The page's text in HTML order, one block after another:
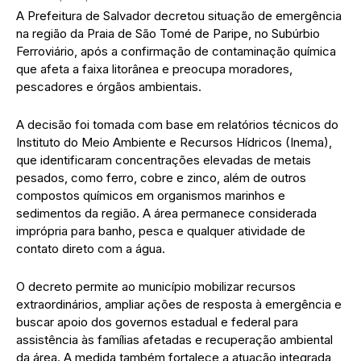
A Prefeitura de Salvador decretou situação de emergência
na região da Praia de São Tomé de Paripe, no Subúrbio
Ferroviário, após a confirmação de contaminação química
que afeta a faixa litorânea e preocupa moradores,
pescadores e órgãos ambientais.
A decisão foi tomada com base em relatórios técnicos do
Instituto do Meio Ambiente e Recursos Hídricos (Inema),
que identificaram concentrações elevadas de metais
pesados, como ferro, cobre e zinco, além de outros
compostos químicos em organismos marinhos e
sedimentos da região. A área permanece considerada
imprópria para banho, pesca e qualquer atividade de
contato direto com a água.
O decreto permite ao município mobilizar recursos
extraordinários, ampliar ações de resposta à emergência e
buscar apoio dos governos estadual e federal para
assistência às famílias afetadas e recuperação ambiental
da área. A medida também fortalece a atuação integrada